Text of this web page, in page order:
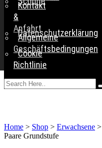
Kontakt
&
Anfahrt
Datenschutzerklärung
Allgemeine
Geschäftsbedingungen
Cookie
Richtlinie
Home > Shop > Erwachsene >
Paare Grundstufe